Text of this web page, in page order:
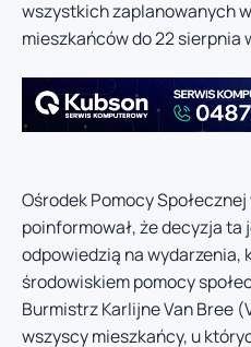
wszystkich zaplanowanych
mieszkańców do 22 sierpnia
Ośrodek Pomocy
poinformował, że decyzja ta
odpowiedzią na wydarzenia,
środowiskiem pomocy
Burmistrz Karlijne Van Bree
wszyscy mieszkańcy, u